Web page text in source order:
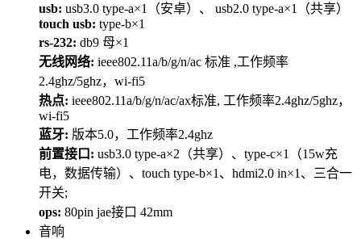
usb: usb3.0 type-a×1（安卓）、 usb2.0 type-a×1（共享）
touch usb: type-b×1
rs-232: db9 母×1
无线网络: ieee802.11a/b/g/n/ac 标准 ,工作频率
2.4ghz/5ghz，wi-fi5
热点: ieee802.11a/b/g/n/ac/ax标准, 工作频率2.4ghz/5ghz，
wi-fi5
蓝牙: 版本5.0，工作频率2.4ghz
前置接口: usb3.0 type-a×2（共享）、type-c×1（15w充
电，数据传输）、touch type-b×1、hdmi2.0 in×1、三合一
开关;
ops: 80pin jae接口 42mm
音响